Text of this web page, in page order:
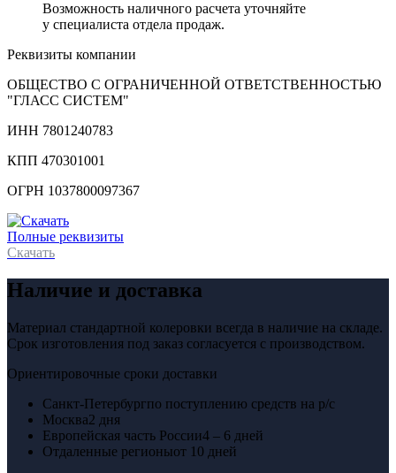
Возможность наличного расчета уточняйте
у специалиста отдела продаж.
Реквизиты компании
ОБЩЕСТВО С ОГРАНИЧЕННОЙ ОТВЕТСТВЕННОСТЬЮ
"ГЛАСС СИСТЕМ"
ИНН 7801240783
КПП 470301001
ОГРН 1037800097367
Полные реквизиты
Скачать
Наличие и доставка
Материал стандартной колеровки всегда в наличие на складе.
Срок изготовления под заказ согласуется с производством.
Ориентировочные сроки доставки
Санкт-Петербургпо поступлению средств на р/с
Москва2 дня
Европейская часть России4 – 6 дней
Отдаленные регионыот 10 дней